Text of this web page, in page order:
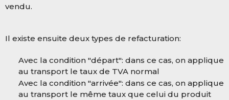
vendu.
Il existe ensuite deux types de refacturation:
Avec la condition "départ": dans ce cas, on applique
au transport le taux de TVA normal
Avec la condition "arrivée": dans ce cas, on applique
au transport le même taux que celui du produit